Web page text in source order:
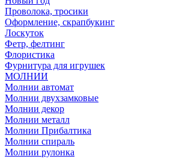
Проволока, тросики
Оформление, скрапбукинг
Лоскуток
Фетр, фелтинг
Флористика
Фурнитура для игрушек
МОЛНИИ
Молнии автомат
Молнии двухзамковые
Молнии декор
Молнии металл
Молнии Прибалтика
Молнии спираль
Молнии рулонка